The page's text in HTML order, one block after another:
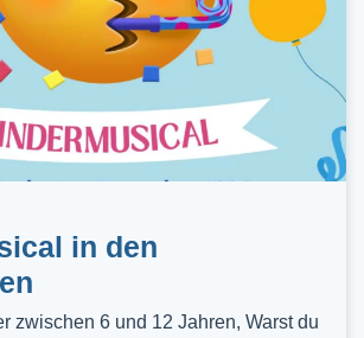
in den
zwischen 6 und 12 Jahren, Warst du